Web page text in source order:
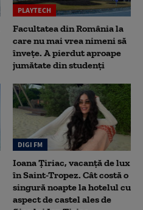
PLAYTECH
Facultatea din România la
care nu mai vrea nimeni să
înveţe. A pierdut aproape
jumătate din studenţi
DIGI FM
Ioana Țiriac, vacanță de lux
în Saint-Tropez. Cât costă o
singură noapte la hotelul cu
aspect de castel ales de